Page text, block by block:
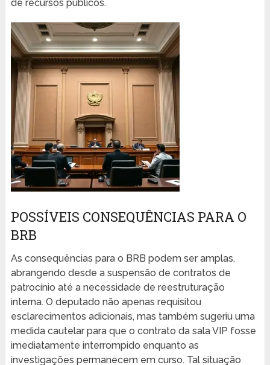
de recursos públicos.
POSSÍVEIS CONSEQUÊNCIAS PARA O
BRB
As consequências para o BRB podem ser amplas,
abrangendo desde a suspensão de contratos de
patrocínio até a necessidade de reestruturação
interna. O deputado não apenas requisitou
esclarecimentos adicionais, mas também sugeriu uma
medida cautelar para que o contrato da sala VIP fosse
imediatamente interrompido enquanto as
investigações permanecem em curso. Tal situação